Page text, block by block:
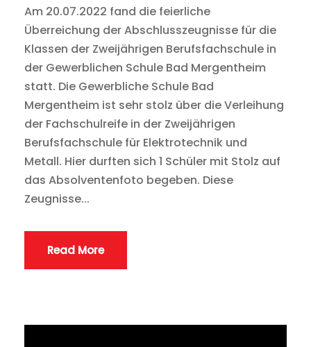
Am 20.07.2022 fand die feierliche
Überreichung der Abschlusszeugnisse für die
Klassen der Zweijährigen Berufsfachschule in
der Gewerblichen Schule Bad Mergentheim
statt. Die Gewerbliche Schule Bad
Mergentheim ist sehr stolz über die Verleihung
der Fachschulreife in der Zweijährigen
Berufsfachschule für Elektrotechnik und
Metall. Hier durften sich 1 Schüler mit Stolz auf
das Absolventenfoto begeben. Diese
Zeugnisse...
Read More